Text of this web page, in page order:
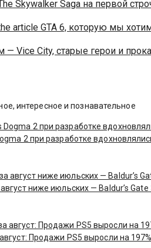
Skywalker Saga на первой
— Vice City, старые герои и
интересное и познавательное
2 при разработке
ниже июльских — Baldur’s
Продажи PS5 выросли на